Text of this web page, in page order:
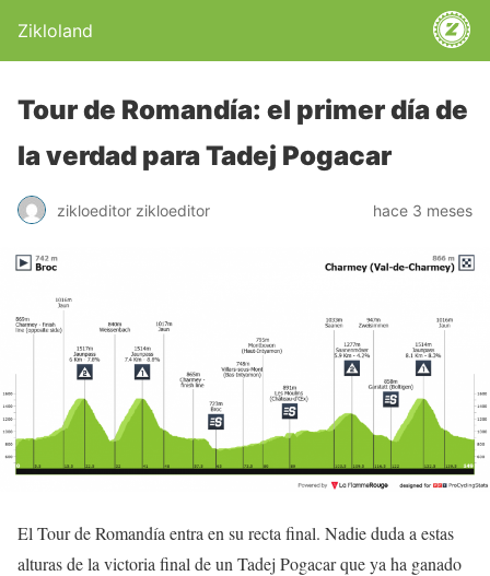
Zikloland
Tour de Romandía: el primer día de
la verdad para Tadej Pogacar
zikloeditor zikloeditor hace 3 meses
El Tour de Romandía entra en su recta final. Nadie duda a estas
alturas de la victoria final de un Tadej Pogacar que ya ha ganado